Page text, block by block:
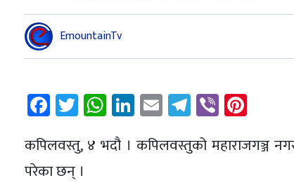
EmountainTv
Facebook
Twitter
WhatsApp
LinkedIn
EmailTelegram
Viber
कपिलवस्तु, ४ भदौ । कपिलवस्तुको महाराजगञ्ज
परेका छन् ।